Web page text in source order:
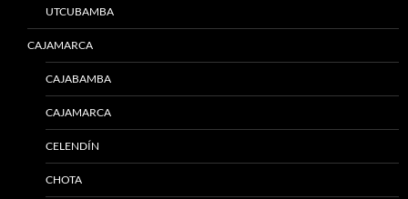
UTCUBAMBA
CAJAMARCA
CAJABAMBA
CAJAMARCA
CELENDÍN
CHOTA